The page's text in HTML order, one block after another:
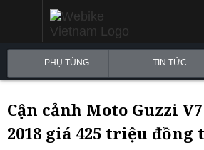
PHỤ TÙNG TIN TỨC
Cận cảnh Moto Guzzi
2018 giá 425 triệu đồng